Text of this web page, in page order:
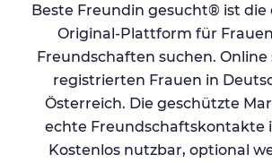
Beste Freundin gesucht® ist
Original-Plattform für
Freundschaften suchen. Online
registrierten Frauen in
Österreich. Die geschützte
echte Freundschaftskontakte
Kostenlos nutzbar, optional